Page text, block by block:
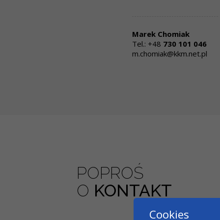
Marek Chomiak
Tel.: +48 730 101 046
m.chomiak@kkm.net.pl
POPROŚ
O KONTAKT
Cookies